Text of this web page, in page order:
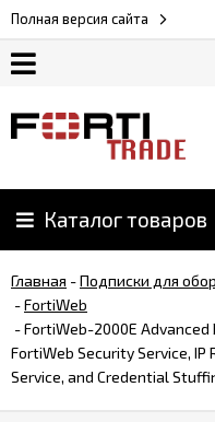
Полная версия сайта
Как
заказать
Доставка
Каталог товаров
Главная -Подписки для
-FortiWeb
-FortiWeb-2000E Advanced
FortiWeb Security Service,
Service, and Credential